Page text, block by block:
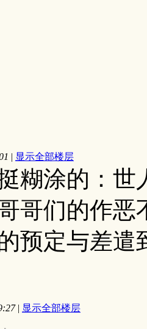
| 显示全部楼层
糊涂的：世
哥们的作恶
预定与差遣
| 显示全部楼层